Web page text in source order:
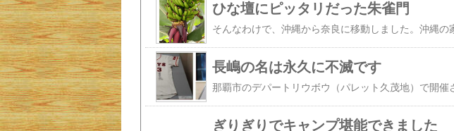
ひな壇にピッタリだった朱雀門
長嶋の名は永久に不滅です
ぎりぎりでキャンプ堪能できました